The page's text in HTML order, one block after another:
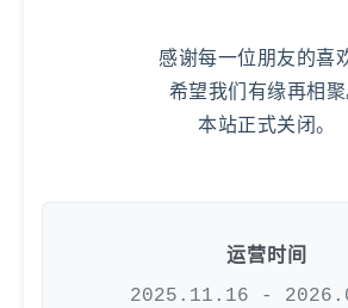
感谢每一位朋友的喜
希望我们有缘再相聚
本站正式关闭。
运营时间
2025.11.16 -